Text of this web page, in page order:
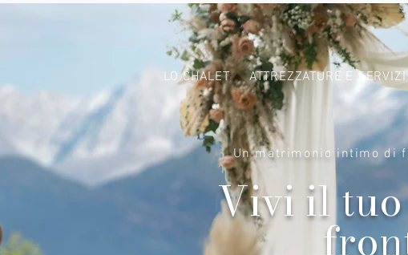
LO CHALET ATTREZZATURE E SERVIZI
Un matrimonio intimo di
Vivi il tuo